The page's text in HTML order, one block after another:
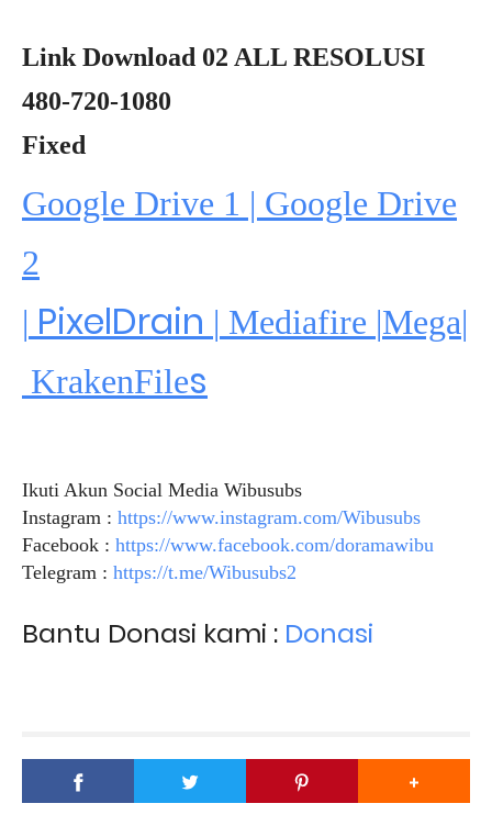
Link Download 02 ALL RESOLUSI
480-720-1080
Fixed
Google Drive 1 | Google Drive
2
| PixelDrain | Mediafire |Mega|
KrakenFiles
Ikuti Akun Social Media Wibusubs
Instagram : https://www.instagram.com/Wibusubs
Facebook : https://www.facebook.com/doramawibu
Telegram : https://t.me/Wibusubs2
Bantu Donasi kami : Donasi